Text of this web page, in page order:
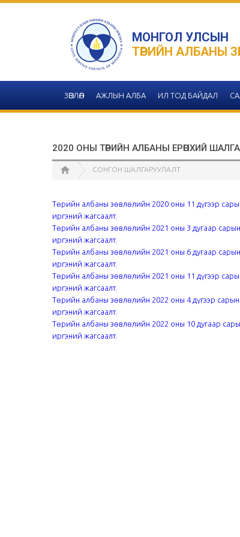
МОНГОЛ УЛСЫН
ТӨРИЙН АЛБАНЫ
ЗӨВЛӨЛ АЖЛЫН АЛБА ИЛ ТОД БАЙДАЛ
2020 ОНЫ ТӨРИЙН АЛБАНЫ ЕРӨНХИЙ
СОНГОН ШАЛГАРУУЛАЛТ
Төрийн албаны зөвлөлийн 2020 оны 11 дүгээр
иргэний жагсаалт.
Төрийн албаны зөвлөлийн 2021 оны 3 дугаар
иргэний жагсаалт.
Төрийн албаны зөвлөлийн 2021 оны 6 дугаар
иргэний жагсаалт.
Төрийн албаны зөвлөлийн 2021 оны 11 дүгээр
иргэний жагсаалт.
Төрийн албаны зөвлөлийн 2022 оны 4 дүгээр
иргэний жагсаалт.
Төрийн албаны зөвлөлийн 2022 оны 10 дугаар
иргэний жагсаалт.